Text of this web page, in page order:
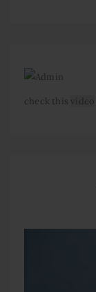
check this video